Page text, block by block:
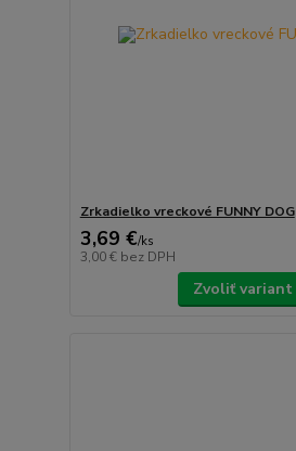
Zrkadielko vreckové FUNNY DOG
3,69 €/ks
3,00 € bez DPH
Zvoliť variant